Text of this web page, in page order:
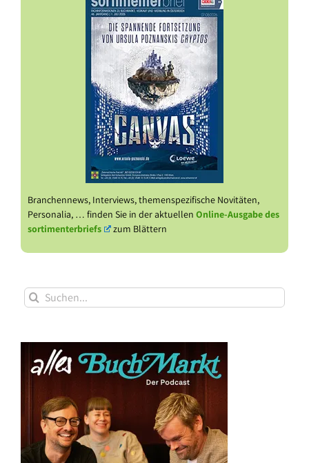
Branchennews, Interviews, themenspezifische Novitäten,
Personalia, … finden Sie in der aktuellen Online-Ausgabe des
sortimenterbriefs
zum Blättern
Suche
nach: